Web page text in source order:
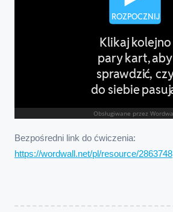
Bezpośredni link do ćwiczenia:
https://wordwall.net/pl/resource/2863748